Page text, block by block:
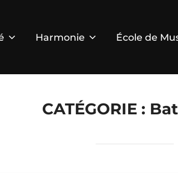
Harmonie École de
CATÉGORIE :